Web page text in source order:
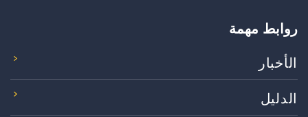
روابط مهمة
الأخبار
الدليل